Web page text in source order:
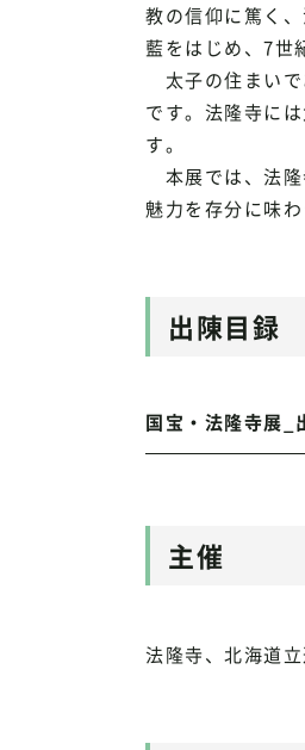
教の信仰に篤く
藍をはじめ、7世
太子の住まいで
です。法隆寺に
す。
本展では、法隆
魅力を存分に味
出陳目録
国宝・法隆寺展
主催
法隆寺、北海道